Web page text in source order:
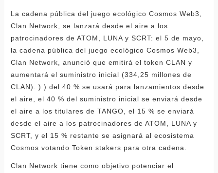
La cadena pública del juego ecológico Cosmos Web3,
Clan Network, se lanzará desde el aire a los
patrocinadores de ATOM, LUNA y SCRT: el 5 de mayo,
la cadena pública del juego ecológico Cosmos Web3,
Clan Network, anunció que emitirá el token CLAN y
aumentará el suministro inicial (334,25 millones de
CLAN). ) ) del 40 % se usará para lanzamientos desde
el aire, el 40 % del suministro inicial se enviará desde
el aire a los titulares de TANGO, el 15 % se enviará
desde el aire a los patrocinadores de ATOM, LUNA y
SCRT, y el 15 % restante se asignará al ecosistema
Cosmos votando Token stakers para otra cadena.
Clan Network tiene como objetivo potenciar el